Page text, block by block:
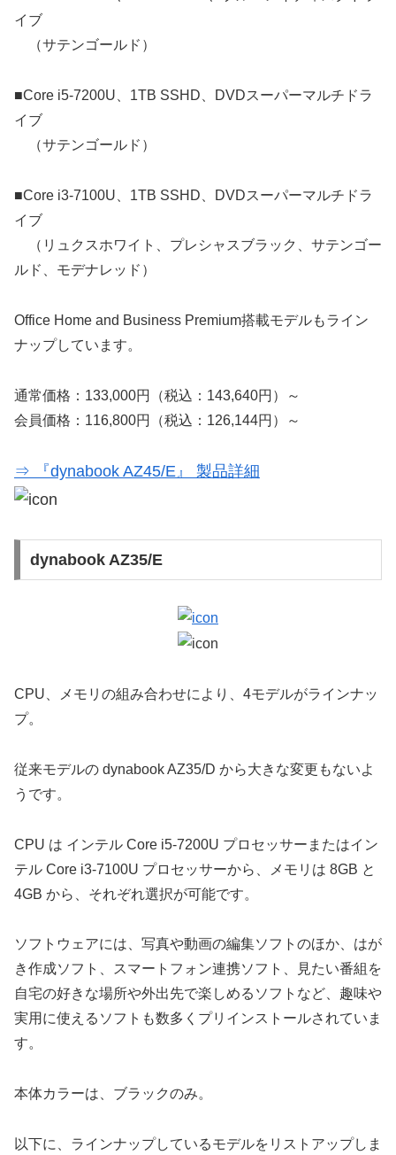
イブ
（サテンゴールド）
■Core i5-7200U、1TB SSHD、DVDスーパーマルチドラ
イブ
（サテンゴールド）
■Core i3-7100U、1TB SSHD、DVDスーパーマルチドラ
イブ
（リュクスホワイト、プレシャスブラック、サテンゴー
ルド、モデナレッド）
Office Home and Business Premium搭載モデルもライン
ナップしています。
通常価格：133,000円（税込：143,640円）～
会員価格：116,800円（税込：126,144円）～
⇒ 『dynabook AZ45/E』 製品詳細
dynabook AZ35/E
CPU、メモリの組み合わせにより、4モデルがラインナッ
プ。
従来モデルの dynabook AZ35/D から大きな変更もないよ
うです。
CPU は インテル Core i5-7200U プロセッサーまたはイン
テル Core i3-7100U プロセッサーから、メモリは 8GB と
4GB から、それぞれ選択が可能です。
ソフトウェアには、写真や動画の編集ソフトのほか、はが
き作成ソフト、スマートフォン連携ソフト、見たい番組を
自宅の好きな場所や外出先で楽しめるソフトなど、趣味や
実用に使えるソフトも数多くプリインストールされていま
す。
本体カラーは、ブラックのみ。
以下に、ラインナップしているモデルをリストアップしま